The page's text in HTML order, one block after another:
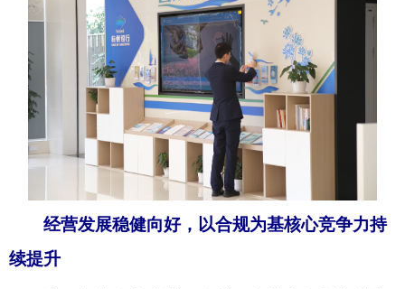
经营发展稳健向好，以合规为基核心竞争力持
续提升